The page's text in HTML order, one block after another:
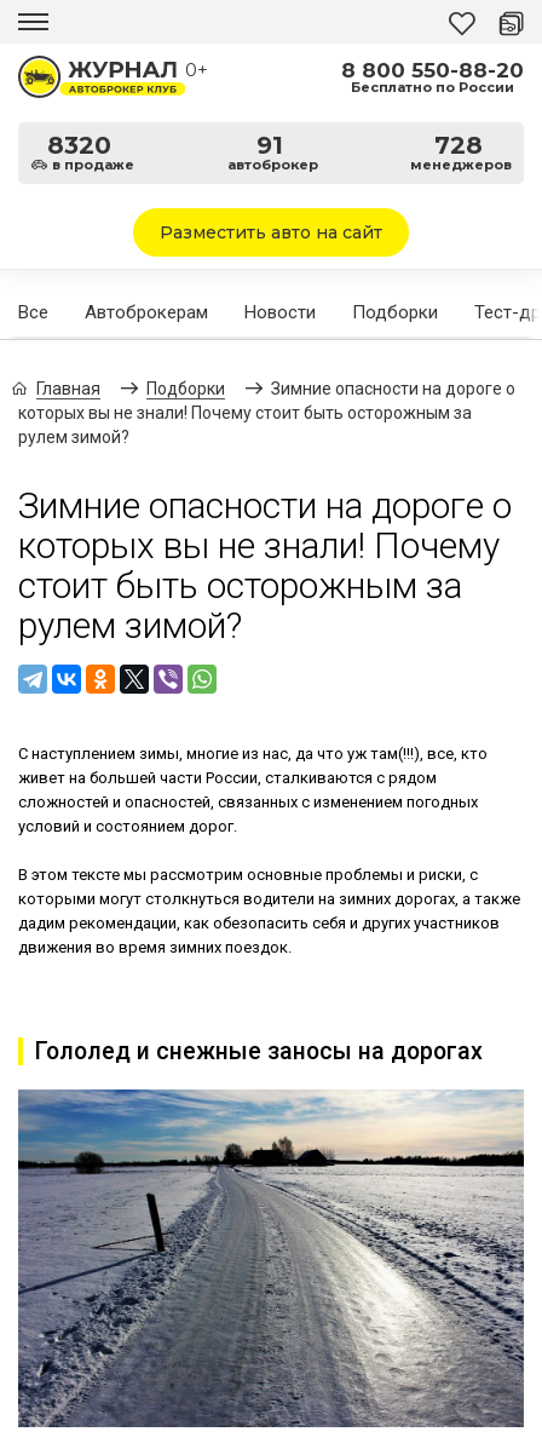
0+
8320
в продаже
91
автоброкер
728
менеджеров
8 800 550-88-20
Бесплатно по России
Разместить авто на сайт
Все Автоброкерам Новости Подборки Тест-
Главная Подборки
Зимние опасности на дороге о
которых вы не знали! Почему стоит быть осторожным за
рулем зимой?
Зимние опасности на дороге о
которых вы не знали! Почему
стоит быть осторожным за
рулем зимой?
С наступлением зимы, многие из нас, да что уж там(!!!), все, кто
живет на большей части России, сталкиваются с рядом
сложностей и опасностей, связанных с изменением погодных
условий и состоянием дорог.
В этом тексте мы рассмотрим основные проблемы и риски, с
которыми могут столкнуться водители на зимних дорогах, а также
дадим рекомендации, как обезопасить себя и других участников
движения во время зимних поездок.
Гололед и снежные заносы на дорогах